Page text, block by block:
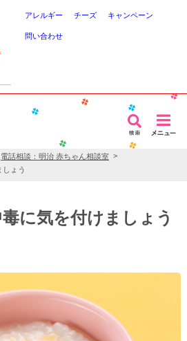
アレルギー チーズ キャンペーン
問い合わせ
電話相談：明治 赤ちゃん相談室
ょう
に気を付けましょう